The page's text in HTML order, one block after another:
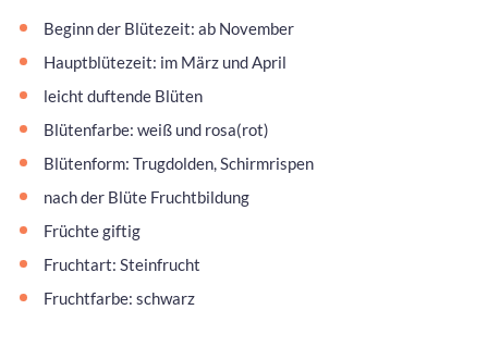
Beginn der Blütezeit: ab November
Hauptblütezeit: im März und April
leicht duftende Blüten
Blütenfarbe: weiß und rosa(rot)
Blütenform: Trugdolden, Schirmrispen
nach der Blüte Fruchtbildung
Früchte giftig
Fruchtart: Steinfrucht
Fruchtfarbe: schwarz